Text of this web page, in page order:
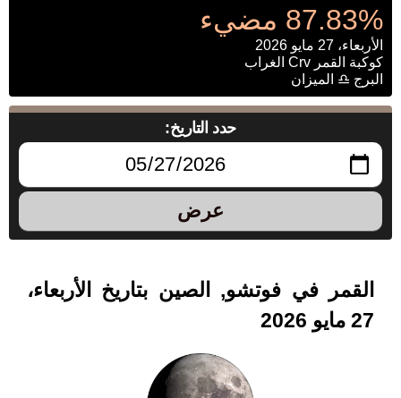
87.83% مضيء
الأربعاء، 27 مايو 2026
كوكبة القمر Crv الغراب
البرج ♎ الميزان
حدد التاريخ:
عرض
القمر في فوتشو, الصين بتاريخ الأربعاء،
27 مايو 2026